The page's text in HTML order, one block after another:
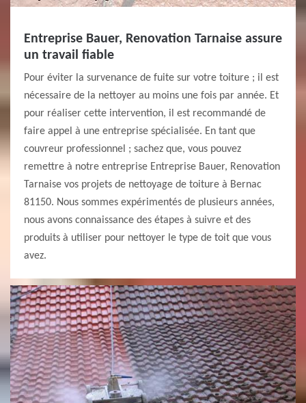
Entreprise Bauer, Renovation Tarnaise assure
un travail fiable
Pour éviter la survenance de fuite sur votre toiture ; il est
nécessaire de la nettoyer au moins une fois par année. Et
pour réaliser cette intervention, il est recommandé de
faire appel à une entreprise spécialisée. En tant que
couvreur professionnel ; sachez que, vous pouvez
remettre à notre entreprise Entreprise Bauer, Renovation
Tarnaise vos projets de nettoyage de toiture à Bernac
81150. Nous sommes expérimentés de plusieurs années,
nous avons connaissance des étapes à suivre et des
produits à utiliser pour nettoyer le type de toit que vous
avez.